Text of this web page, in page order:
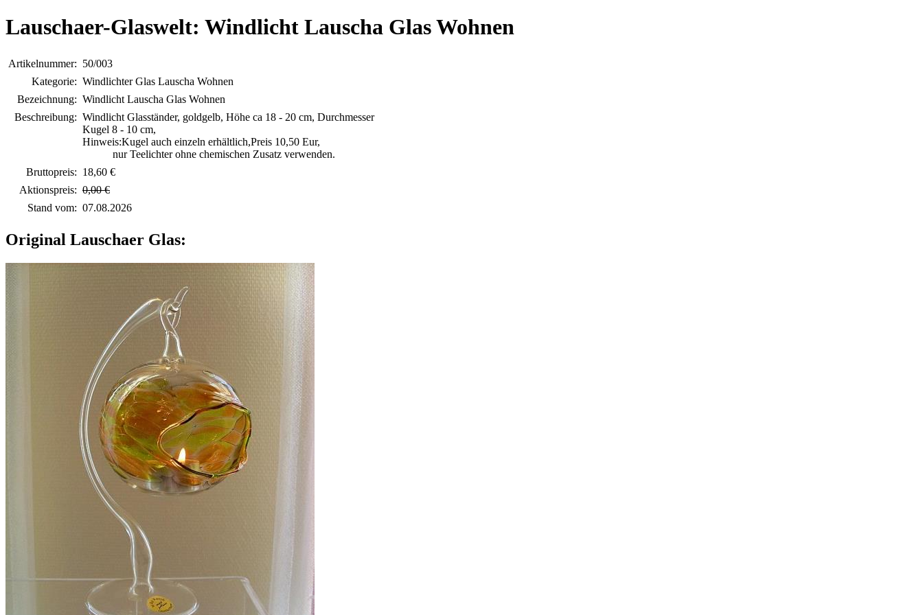
Lauschaer-Glaswelt: Windlicht Lauscha Glas Wohnen
Artikelnummer: 50/003
Kategorie: Windlichter Glas Lauscha Wohnen
Bezeichnung: Windlicht Lauscha Glas Wohnen
Beschreibung: Windlicht Glasständer, goldgelb, Höhe ca 18 - 20 cm, Durchmesser
Kugel 8 - 10 cm,
Hinweis:Kugel auch einzeln erhältlich,Preis 10,50 Eur,
nur Teelichter ohne chemischen Zusatz verwenden.
Bruttopreis: 18,60 €
Aktionspreis: 0,00 €
Stand vom: 07.08.2026
Original Lauschaer Glas: